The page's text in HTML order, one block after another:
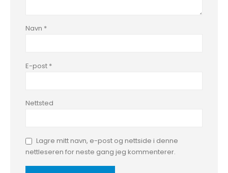
Navn *
E-post *
Nettsted
Lagre mitt navn, e-post og nettside i denne
nettleseren for neste gang jeg kommenterer.